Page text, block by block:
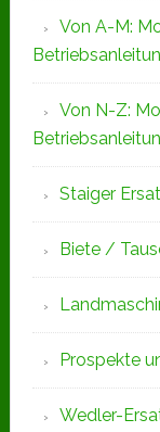
Von A-M:
Von N-Z:
Staiger
Biete /
Prospekte
Wedler-